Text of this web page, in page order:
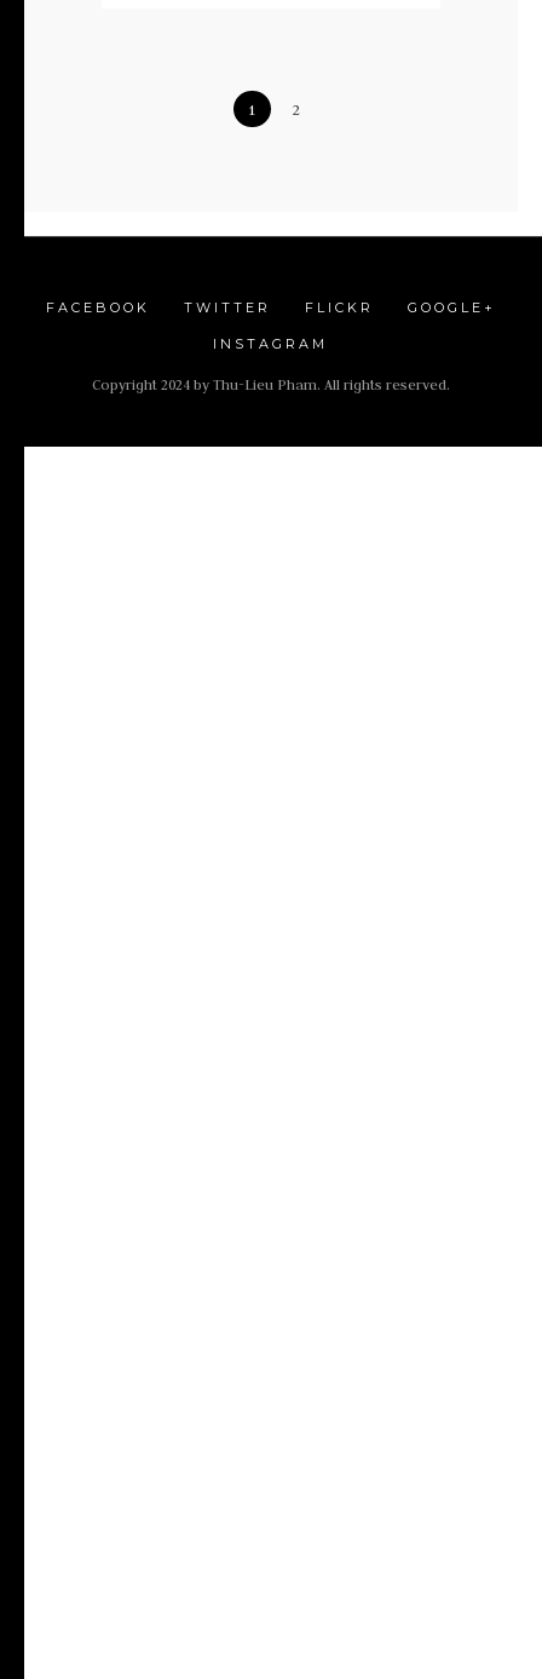
1 2
FACEBOOK TWITTER FLICKR GOOGLE+
INSTAGRAM
Copyright 2024 by Thu-Lieu Pham. All rights reserved.